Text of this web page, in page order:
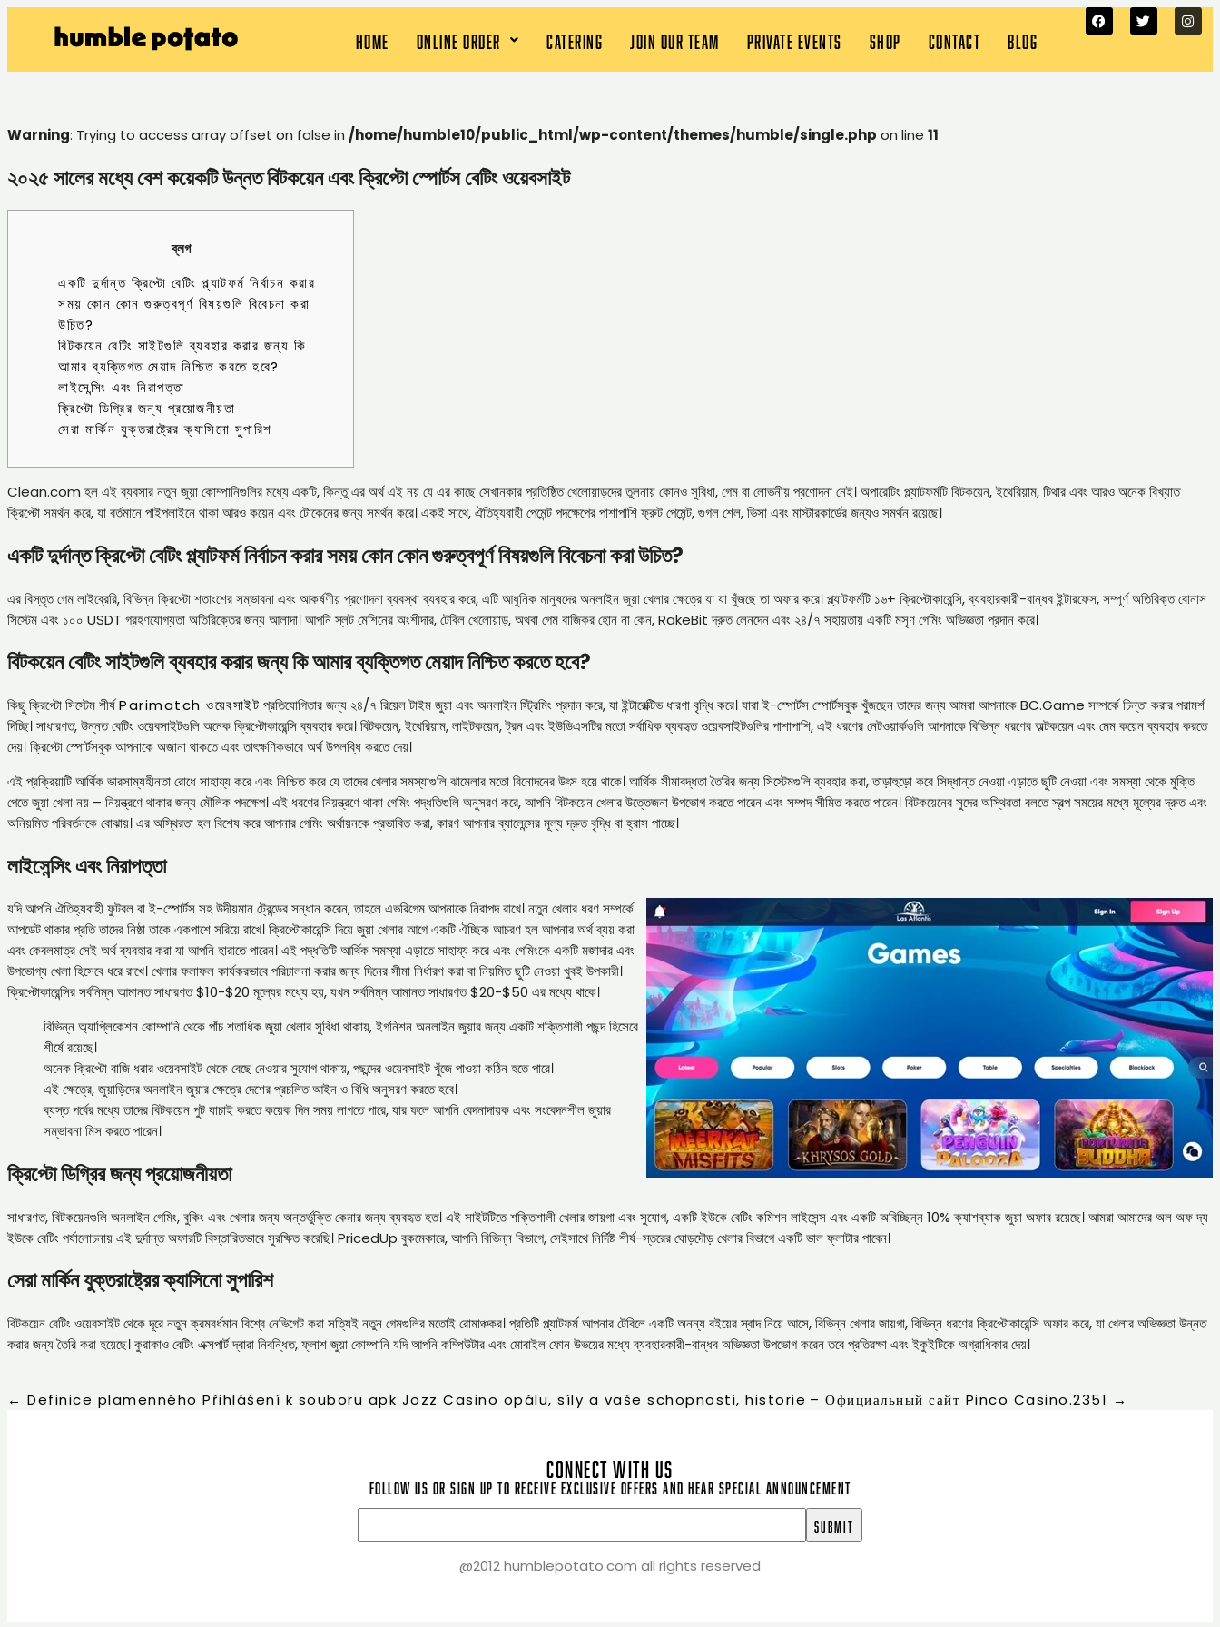
HOME ONLINE ORDER CATERING JOIN OUR TEAM PRIVATE EVENTS SHOP CONTACT BLOG
Warning: Trying to access array offset on false in /home/humble10/public_html/wp-content/themes/humble/single.php on line 11
২০২৫ সালের মধ্যে বেশ কয়েকটি উন্নত বিটকয়েন এবং ক্রিপ্টো স্পোর্টস বেটিং ওয়েবসাইট
ব্লগ
একটি দুর্দান্ত ক্রিপ্টো বেটিং প্ল্যাটফর্ম নির্বাচন করার
সময় কোন কোন গুরুত্বপূর্ণ বিষয়গুলি বিবেচনা করা
উচিত?
বিটকয়েন বেটিং সাইটগুলি ব্যবহার করার জন্য কি
আমার ব্যক্তিগত মেয়াদ নিশ্চিত করতে হবে?
লাইসেন্সিং এবং নিরাপত্তা
ক্রিপ্টো ডিগ্রির জন্য প্রয়োজনীয়তা
সেরা মার্কিন যুক্তরাষ্ট্রের ক্যাসিনো সুপারিশ
Clean.com হল এই ব্যবসার নতুন জুয়া কোম্পানিগুলির মধ্যে একটি, কিন্তু এর অর্থ এই নয় যে এর কাছে সেখানকার প্রতিষ্ঠিত খেলোয়াড়দের তুলনায় কোনও সুবিধা, গেম বা লোভনীয় প্রণোদনা নেই। অপারেটিং প্ল্যাটফর্মটি বিটকয়েন, ইথেরিয়াম, টিথার এবং আরও অনেক বিখ্যাত
ক্রিপ্টো সমর্থন করে, যা বর্তমানে পাইপলাইনে থাকা আরও কয়েন এবং টোকেনের জন্য সমর্থন করে। একই সাথে, ঐতিহ্যবাহী পেমেন্ট পদক্ষেপের পাশাপাশি ফ্রুট পেমেন্ট, গুগল শেল, ভিসা এবং মাস্টারকার্ডের জন্যও সমর্থন রয়েছে।
একটি দুর্দান্ত ক্রিপ্টো বেটিং প্ল্যাটফর্ম নির্বাচন করার সময় কোন কোন গুরুত্বপূর্ণ বিষয়গুলি বিবেচনা করা উচিত?
এর বিস্তৃত গেম লাইব্রেরি, বিভিন্ন ক্রিপ্টো শতাংশের সম্ভাবনা এবং আকর্ষণীয় প্রণোদনা ব্যবস্থা ব্যবহার করে, এটি আধুনিক মানুষদের অনলাইন জুয়া খেলার ক্ষেত্রে যা যা খুঁজছে তা অফার করে। প্ল্যাটফর্মটি ১৬+ ক্রিপ্টোকারেন্সি, ব্যবহারকারী-বান্ধব ইন্টারফেস, সম্পূর্ণ অতিরিক্ত বোনাস
সিস্টেম এবং ১০০ USDT গ্রহণযোগ্যতা অতিরিক্তের জন্য আলাদা। আপনি স্লট মেশিনের অংশীদার, টেবিল খেলোয়াড়, অথবা গেম বাজিকর হোন না কেন, RakeBit দ্রুত লেনদেন এবং ২৪/৭ সহায়তায় একটি মসৃণ গেমিং অভিজ্ঞতা প্রদান করে।
বিটকয়েন বেটিং সাইটগুলি ব্যবহার করার জন্য কি আমার ব্যক্তিগত মেয়াদ নিশ্চিত করতে হবে?
কিছু ক্রিপ্টো সিস্টেম শীর্ষParimatch ওয়েবসাইট প্রতিযোগিতার জন্য ২৪/৭ রিয়েল টাইম জুয়া এবং অনলাইন স্ট্রিমিং প্রদান করে, যা ইন্টারেক্টিভ ধারণা বৃদ্ধি করে। যারা ই-স্পোর্টস স্পোর্টসবুক খুঁজছেন তাদের জন্য আমরা আপনাকে BC.Game সম্পর্কে চিন্তা করার পরামর্শ
দিচ্ছি। সাধারণত, উন্নত বেটিং ওয়েবসাইটগুলি অনেক ক্রিপ্টোকারেন্সি ব্যবহার করে। বিটকয়েন, ইথেরিয়াম, লাইটকয়েন, ট্রন এবং ইউডিএসটির মতো সর্বাধিক ব্যবহৃত ওয়েবসাইটগুলির পাশাপাশি, এই ধরণের নেটওয়ার্কগুলি আপনাকে বিভিন্ন ধরণের অল্টকয়েন এবং মেম কয়েন ব্যবহার করতে
দেয়। ক্রিপ্টো স্পোর্টসবুক আপনাকে অজানা থাকতে এবং তাৎক্ষণিকভাবে অর্থ উপলব্ধি করতে দেয়।
এই প্রক্রিয়াটি আর্থিক ভারসাম্যহীনতা রোধে সাহায্য করে এবং নিশ্চিত করে যে তাদের খেলার সমস্যাগুলি ঝামেলার মতো বিনোদনের উৎস হয়ে থাকে। আর্থিক সীমাবদ্ধতা তৈরির জন্য সিস্টেমগুলি ব্যবহার করা, তাড়াহুড়ো করে সিদ্ধান্ত নেওয়া এড়াতে ছুটি নেওয়া এবং সমস্যা থেকে মুক্তি
পেতে জুয়া খেলা নয় – নিয়ন্ত্রণে থাকার জন্য মৌলিক পদক্ষেপ। এই ধরণের নিয়ন্ত্রণে থাকা গেমিং পদ্ধতিগুলি অনুসরণ করে, আপনি বিটকয়েন খেলার উত্তেজনা উপভোগ করতে পারেন এবং সম্পদ সীমিত করতে পারেন। বিটকয়েনের সুদের অস্থিরতা বলতে স্বল্প সময়ের মধ্যে মূল্যের দ্রুত এবং
অনিয়মিত পরিবর্তনকে বোঝায়। এর অস্থিরতা হল বিশেষ করে আপনার গেমিং অর্থায়নকে প্রভাবিত করা, কারণ আপনার ব্যালেন্সের মূল্য দ্রুত বৃদ্ধি বা হ্রাস পাচ্ছে।
লাইসেন্সিং এবং নিরাপত্তা
যদি আপনি ঐতিহ্যবাহী ফুটবল বা ই-স্পোর্টস সহ উদীয়মান ট্রেন্ডের সন্ধান করেন, তাহলে এভরিগেম আপনাকে নিরাপদ রাখে। নতুন খেলার ধরণ সম্পর্কে
আপডেট থাকার প্রতি তাদের নিষ্ঠা তাকে একপাশে সরিয়ে রাখে। ক্রিপ্টোকারেন্সি দিয়ে জুয়া খেলার আগে একটি ঐচ্ছিক আচরণ হল আপনার অর্থ ব্যয় করা
এবং কেবলমাত্র সেই অর্থ ব্যবহার করা যা আপনি হারাতে পারেন। এই পদ্ধতিটি আর্থিক সমস্যা এড়াতে সাহায্য করে এবং গেমিংকে একটি মজাদার এবং
উপভোগ্য খেলা হিসেবে ধরে রাখে। খেলার ফলাফল কার্যকরভাবে পরিচালনা করার জন্য দিনের সীমা নির্ধারণ করা বা নিয়মিত ছুটি নেওয়া খুবই উপকারী।
ক্রিপ্টোকারেন্সির সর্বনিম্ন আমানত সাধারণত $10-$20 মূল্যের মধ্যে হয়, যখন সর্বনিম্ন আমানত সাধারণত $20-$50 এর মধ্যে থাকে।
বিভিন্ন অ্যাপ্লিকেশন কোম্পানি থেকে পাঁচ শতাধিক জুয়া খেলার সুবিধা থাকায়, ইগনিশন অনলাইন জুয়ার জন্য একটি শক্তিশালী পছন্দ হিসেবে
শীর্ষে রয়েছে।
অনেক ক্রিপ্টো বাজি ধরার ওয়েবসাইট থেকে বেছে নেওয়ার সুযোগ থাকায়, পছন্দের ওয়েবসাইট খুঁজে পাওয়া কঠিন হতে পারে।
এই ক্ষেত্রে, জুয়াড়িদের অনলাইন জুয়ার ক্ষেত্রে দেশের প্রচলিত আইন ও বিধি অনুসরণ করতে হবে।
ব্যস্ত পর্বের মধ্যে তাদের বিটকয়েন পুট যাচাই করতে কয়েক দিন সময় লাগতে পারে, যার ফলে আপনি বেদনাদায়ক এবং সংবেদনশীল জুয়ার
সম্ভাবনা মিস করতে পারেন।
ক্রিপ্টো ডিগ্রির জন্য প্রয়োজনীয়তা
সাধারণত, বিটকয়েনগুলি অনলাইন গেমিং, বুকিং এবং খেলার জন্য অন্তর্ভুক্তি কেনার জন্য ব্যবহৃত হত। এই সাইটটিতে শক্তিশালী খেলার জায়গা এবং সুযোগ, একটি ইউকে বেটিং কমিশন লাইসেন্স এবং একটি অবিচ্ছিন্ন 10% ক্যাশব্যাক জুয়া অফার রয়েছে। আমরা আমাদের অল অফ দ্য
ইউকে বেটিং পর্যালোচনায় এই দুর্দান্ত অফারটি বিস্তারিতভাবে সুরক্ষিত করেছি। PricedUp বুকমেকারে, আপনি বিভিন্ন বিভাগে, সেইসাথে নির্দিষ্ট শীর্ষ-স্তরের ঘোড়দৌড় খেলার বিভাগে একটি ভাল ফ্লাটার পাবেন।
সেরা মার্কিন যুক্তরাষ্ট্রের ক্যাসিনো সুপারিশ
বিটকয়েন বেটিং ওয়েবসাইট থেকে দূরে নতুন ক্রমবর্ধমান বিশ্বে নেভিগেট করা সত্যিই নতুন গেমগুলির মতোই রোমাঞ্চকর। প্রতিটি প্ল্যাটফর্ম আপনার টেবিলে একটি অনন্য বইয়ের স্বাদ নিয়ে আসে, বিভিন্ন খেলার জায়গা, বিভিন্ন ধরণের ক্রিপ্টোকারেন্সি অফার করে, যা খেলার অভিজ্ঞতা উন্নত
করার জন্য তৈরি করা হয়েছে। কুরাকাও বেটিং এক্সপার্ট দ্বারা নিবন্ধিত, ফ্লাশ জুয়া কোম্পানি যদি আপনি কম্পিউটার এবং মোবাইল ফোন উভয়ের মধ্যে ব্যবহারকারী-বান্ধব অভিজ্ঞতা উপভোগ করেন তবে প্রতিরক্ষা এবং ইকুইটিকে অগ্রাধিকার দেয়।
← Definice plamenného Přihlášení k souboru apk Jozz Casino opálu, síly a vaše schopnosti, historie – Официальный сайт Pinco Casino.2351 →
CONNECT WITH US
Follow us or sign up to receive exclusive offers and hear special announcement
@2012 humblepotato.com all rights reserved